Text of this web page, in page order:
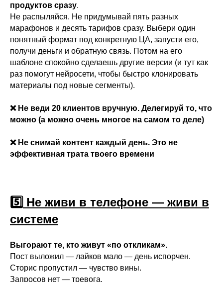
продуктов сразу.
Не распыляйся. Не придумывай пять разных
марафонов и десять тарифов сразу. Выбери один
понятный формат под конкретную ЦА, запусти его,
получи деньги и обратную связь. Потом на его
шаблоне спокойно сделаешь другие версии (и тут как
раз помогут нейросети, чтобы быстро клонировать
материалы под новые сегменты).
❌ Не веди 20 клиентов вручную. Делегируй то, что
можно (а можно очень многое на самом то деле)
❌ Не снимай контент каждый день. Это не
эффективная трата твоего времени
5️⃣ Не живи в телефоне — живи в
системе
Выгорают те, кто живут «по откликам».
Пост выложил — лайков мало — день испорчен.
Сторис пропустил — чувство вины.
Запросов нет — тревога.